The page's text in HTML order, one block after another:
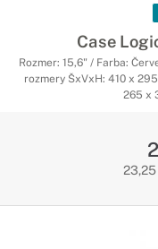
Case
Rozmer: 15,6" / Farba:
rozmery ŠxVxH: 410 x
265 x
23,25